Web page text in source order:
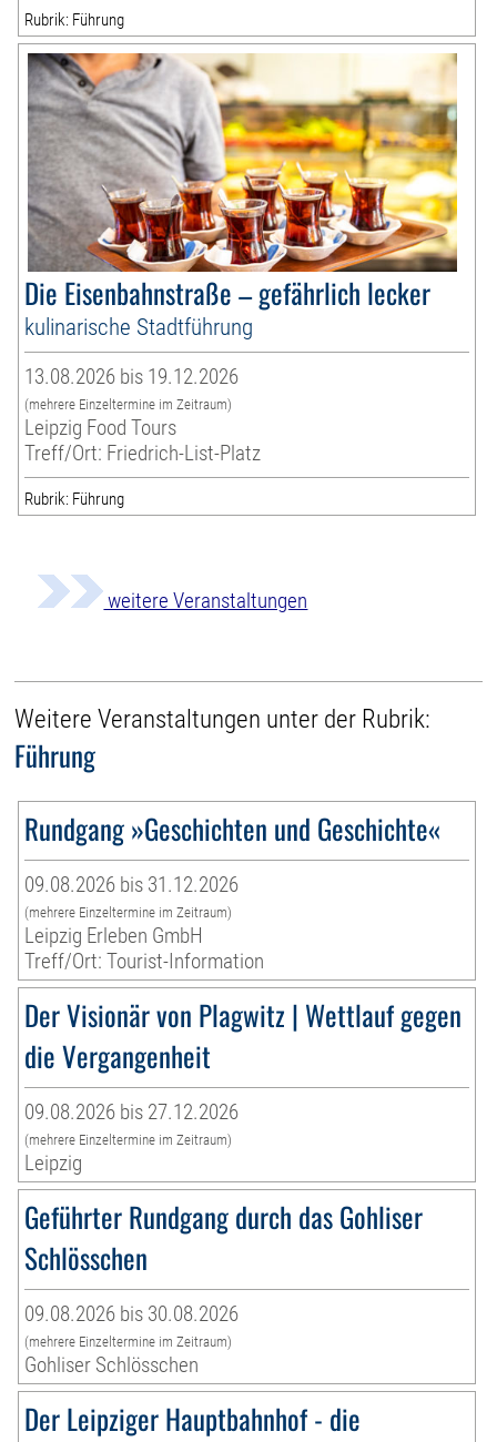
Rubrik: Führung
Die Eisenbahnstraße – gefährlich lecker
kulinarische Stadtführung
13.08.2026 bis 19.12.2026
(mehrere Einzeltermine im Zeitraum)
Leipzig Food Tours
Treff/Ort: Friedrich-List-Platz
Rubrik: Führung
weitere Veranstaltungen
Weitere Veranstaltungen unter der Rubrik:
Führung
Rundgang »Geschichten und Geschichte«
09.08.2026 bis 31.12.2026
(mehrere Einzeltermine im Zeitraum)
Leipzig Erleben GmbH
Treff/Ort: Tourist-Information
Der Visionär von Plagwitz | Wettlauf gegen
die Vergangenheit
09.08.2026 bis 27.12.2026
(mehrere Einzeltermine im Zeitraum)
Leipzig
Geführter Rundgang durch das Gohliser
Schlösschen
09.08.2026 bis 30.08.2026
(mehrere Einzeltermine im Zeitraum)
Gohliser Schlösschen
Der Leipziger Hauptbahnhof - die